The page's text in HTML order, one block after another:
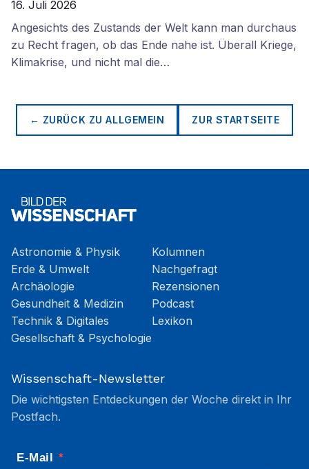
16. Juli 2026
Angesichts des Zustands der Welt kann man durchaus
zu Recht fragen, ob das Ende nahe ist. Überall Kriege,
Klimakrise, und nicht mal die…
← ZURÜCK ZUALLGEMEIN ZUR STARTSEITE
Astronomie & Physik
Erde & Umwelt
Archäologie
Gesundheit & Medizin
Technik & Digitales
Gesellschaft & Psychologie
Kolumnen
Nachgefragt
Rezensionen
Podcast
Lexikon
Wissenschaft-Newsletter
Die wichtigsten Entdeckungen der Woche direkt in Ihr
Postfach.